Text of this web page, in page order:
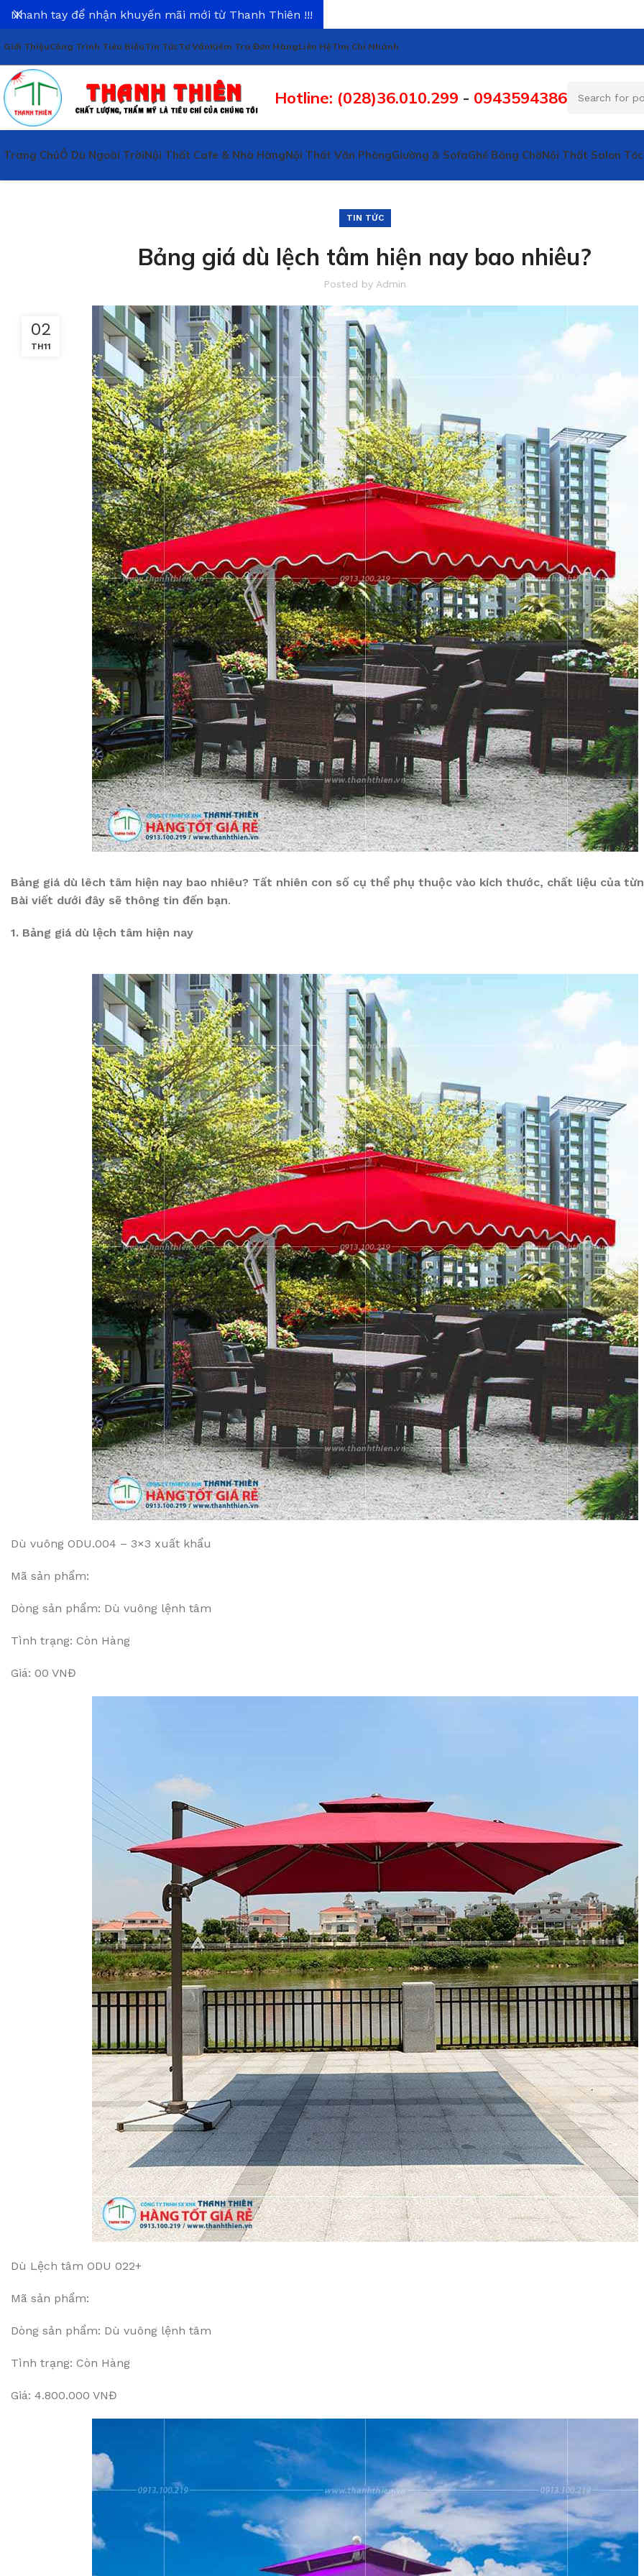
Giới ThiệuCông Trình Tiêu BiểuTin TứcTư VấnKiểm Tra Đơn HàngLiên HệTìm Chi Nhánh
Hotline: (028)36.010.299 - 0943594386
Trang ChủÔ Dù Ngoài TrờiNội Thất Cafe & Nhà HàngNội Thất Văn PhòngGiường & SofaGhế Băng ChờNội Thất Salon Tóc
TIN TỨC
Bảng giá dù lệch tâm hiện nay bao nhiêu?
Posted by Admin
02
TH11
Bảng giá dù lêch tâm hiện nay bao nhiêu? Tất nhiên con số cụ thể phụ thuộc vào kích thước, chất liệu của
Bài viết dưới đây sẽ thông tin đến bạn.
1. Bảng giá dù lệch tâm hiện nay
Dù vuông ODU.004 – 3×3 xuất khẩu
Mã sản phẩm:
Dòng sản phẩm: Dù vuông lệnh tâm
Tình trạng: Còn Hàng
Giá: 00 VNĐ
Dù Lệch tâm ODU 022+
Mã sản phẩm:
Dòng sản phẩm: Dù vuông lệnh tâm
Tình trạng: Còn Hàng
Giá: 4.800.000 VNĐ
Nhanh tay để nhận khuyến mãi mới từ Thanh Thiên !!!